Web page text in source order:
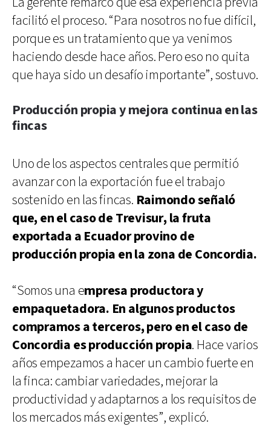
facilitó el proceso. “Para nosotros no fue difícil,
porque es un tratamiento que ya venimos
haciendo desde hace años. Pero eso no quita
que haya sido un desafío importante”, sostuvo.
Producción propia y mejora continua en las
fincas
Uno de los aspectos centrales que permitió
avanzar con la exportación fue el trabajo
sostenido en las fincas. Raimondo señaló
que, en el caso de Trevisur, la fruta
exportada a Ecuador provino de
producción propia en la zona de Concordia.
“Somos una empresa productora y
empaquetadora. En algunos productos
compramos a terceros, pero en el caso de
Concordia es producción propia. Hace varios
años empezamos a hacer un cambio fuerte en
la finca: cambiar variedades, mejorar la
productividad y adaptarnos a los requisitos de
los mercados más exigentes”, explicó.